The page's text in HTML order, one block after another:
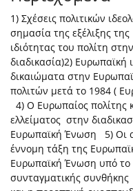
1) Σχέσεις πολιτικών
σημασία της εξέλιξης
ιδιότητας του πολίτη
διαδικασία) ​ 2) Ευρωπαϊκή
δικαιώματα στην
πολιτών μετά το 1984 (
4) O Ευρωπαίος πολίτης
ελλείματος στην
Ευρωπαϊκή Ένωση 5) Οι
έννομη τάξη της
Ευρωπαϊκή Ένωση υπό το
συνταγματικής